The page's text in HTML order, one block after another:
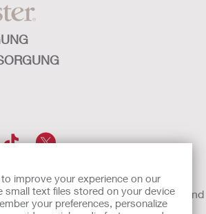
improve your experience on our
small text files stored on your device
your preferences, personalize
der EU vertrieben werden, sind
Symbole gekennzeichnet